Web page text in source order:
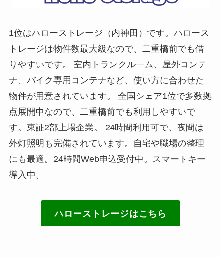
1位はハローストレージ（内神田）です。ハロース
トレージは物件数最大級なので、二重橋前でも借
りやすいです。 室内トランクルーム、屋外コンテ
ナ、バイク専用コンテナなど、使い方に合わせた
物件が用意されています。 全国シェア1位で多数拠
点展開中なので、二重橋前でも利用しやすいで
す。東証2部上場企業。 24時間利用可で、夜間は
外灯照明も完備されています。自宅や職場の整理
にも最適。24時間Web申込受付中。スマートキー
導入中。
ハローストレージはこちら